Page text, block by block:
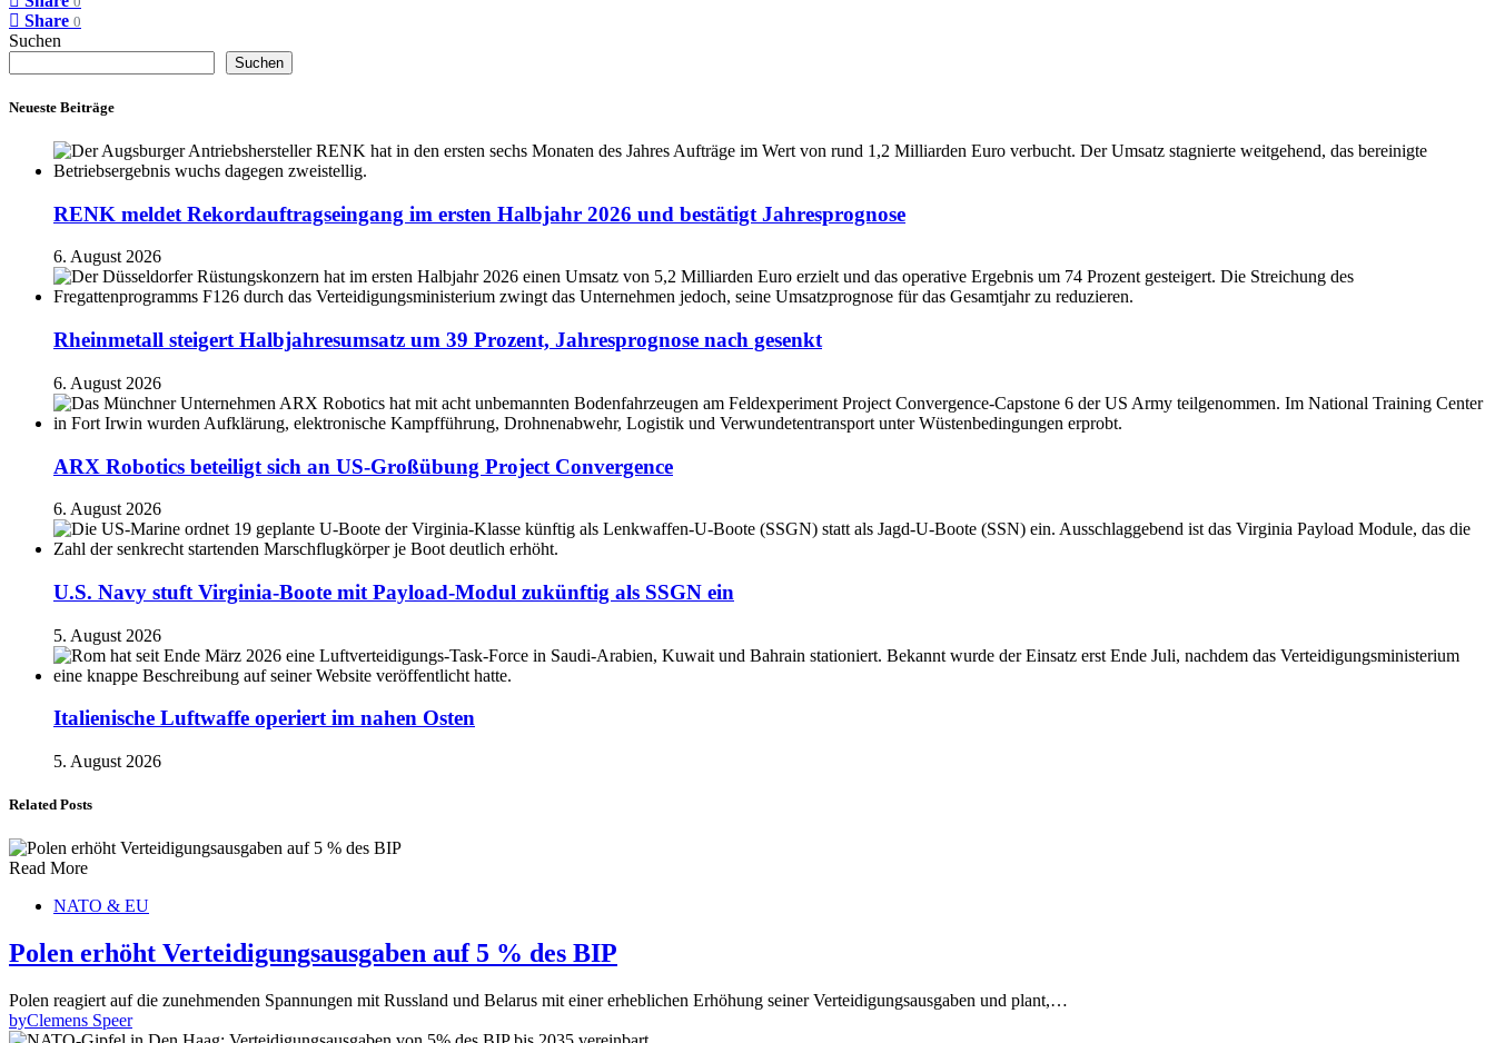
Share 0
Suchen
Suchen
Neueste Beiträge
RENK meldet Rekordauftragseingang im ersten Halbjahr 2026 und bestätigt Jahresprognose
6. August 2026
Rheinmetall steigert Halbjahresumsatz um 39 Prozent, Jahresprognose nach gesenkt
6. August 2026
ARX Robotics beteiligt sich an US-Großübung Project Convergence
6. August 2026
U.S. Navy stuft Virginia-Boote mit Payload-Modul zukünftig als SSGN ein
5. August 2026
Italienische Luftwaffe operiert im nahen Osten
5. August 2026
Related Posts
Read More
NATO & EU
Polen erhöht Verteidigungsausgaben auf 5 % des BIP
Polen reagiert auf die zunehmenden Spannungen mit Russland und Belarus mit einer erheblichen Erhöhung seiner Verteidigungsausgaben und plant,…
byClemens Speer